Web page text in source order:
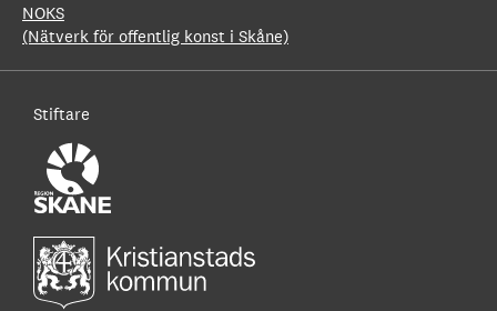
NOKS
(Nätverk för offentlig konst i Skåne)
Stiftare